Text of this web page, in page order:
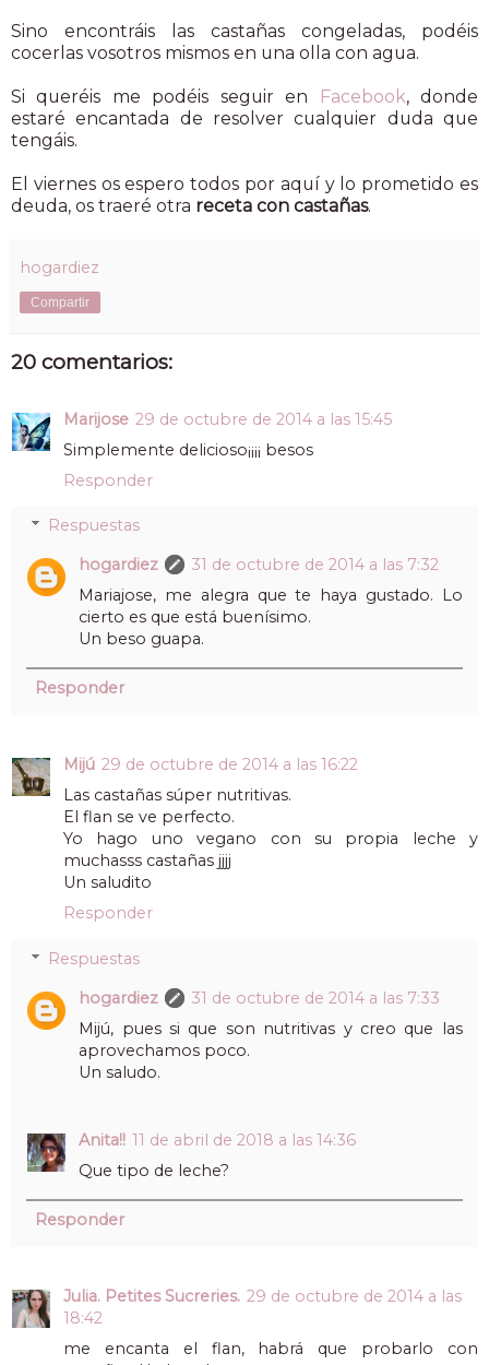
Sino encontráis las castañas congeladas, podéis
cocerlas vosotros mismos en una olla con agua.
Si queréis me podéis seguir en Facebook, donde
estaré encantada de resolver cualquier duda que
tengáis.
El viernes os espero todos por aquí y lo prometido es
deuda, os traeré otra receta con castañas.
hogardiez
Compartir
20 comentarios:
Marijose 29 de octubre de 2014 a las 15:45
Simplemente delicioso¡¡¡¡ besos
Responder
Respuestas
hogardiez
31 de octubre de 2014 a las 7:32
Mariajose, me alegra que te haya gustado. Lo
cierto es que está buenísimo.
Un beso guapa.
Responder
Mijú 29 de octubre de 2014 a las 16:22
Las castañas súper nutritivas.
El flan se ve perfecto.
Yo hago uno vegano con su propia leche y
muchasss castañas jjjj
Un saludito
Responder
Respuestas
hogardiez
31 de octubre de 2014 a las 7:33
Mijú, pues si que son nutritivas y creo que las
aprovechamos poco.
Un saludo.
Anita!! 11 de abril de 2018 a las 14:36
Que tipo de leche?
Responder
Julia. Petites Sucreries. 29 de octubre de 2014 a las
18:42
me encanta el flan, habrá que probarlo con